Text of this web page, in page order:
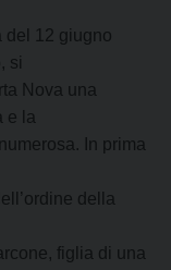
del 12 giugno
si
Nova una
e la
In prima
della
figlia di una